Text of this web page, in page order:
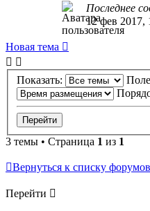
Последнее
12 фев 2017,
Новая тема
Показать:
3 темы • Страница 1 из 1
Вернуться к списку форумов
Перейти